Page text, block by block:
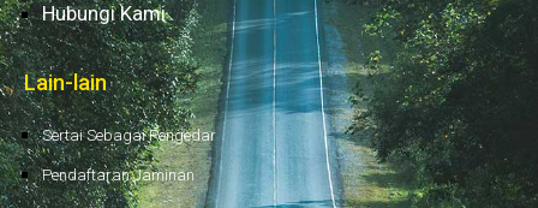
Hubungi Kami
Lain-lain
Sertai Sebagai Pengedar
Pendaftaran Jaminan